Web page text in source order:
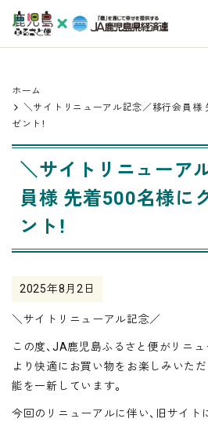
ホーム
＼サイトリニューアル記念／移行会員様
ゼント！
＼サイトリニューア
員様 先着500名様に
ント！
2025年8月2日
＼サイトリニューアル記念／
この度、JA鹿児島ふるさと便がリニュ
より快適にお買い物をお楽しみいた
能を一新しています。
今回のリニューアルに伴い、旧サイト